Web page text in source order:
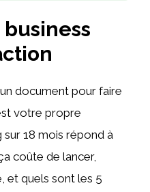
un document pour faire
votre propre
sur 18 mois répond à
coûte de lancer,
et quels sont les 5